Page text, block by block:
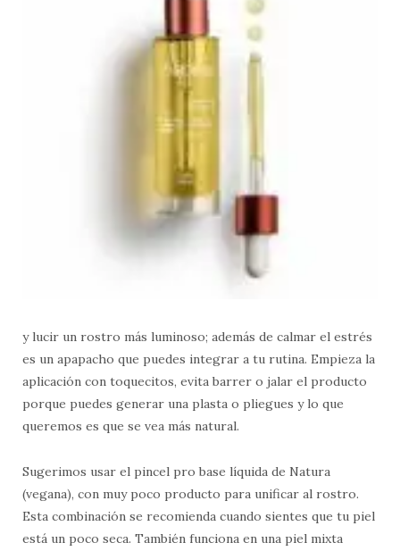
y lucir un rostro más luminoso; además de calmar el estrés
es un apapacho que puedes integrar a tu rutina. Empieza la
aplicación con toquecitos, evita barrer o jalar el producto
porque puedes generar una plasta o pliegues y lo que
queremos es que se vea más natural.
Sugerimos usar el pincel pro base líquida de Natura
(vegana), con muy poco producto para unificar al rostro.
Esta combinación se recomienda cuando sientes que tu piel
está un poco seca. También funciona en una piel mixta